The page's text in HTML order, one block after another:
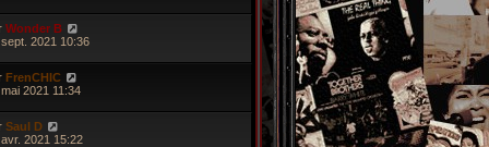
Wonder B
2021 10:36
FrenCHIC
2021 11:34
Saul D
2021 15:22